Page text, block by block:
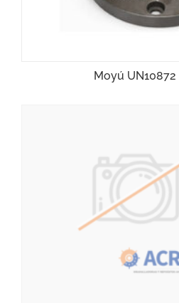
Moyú UN10872